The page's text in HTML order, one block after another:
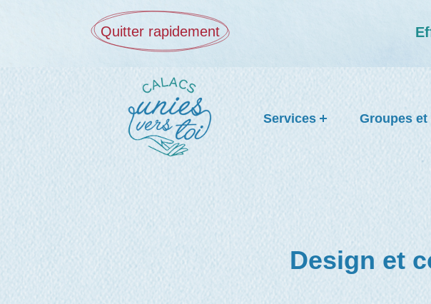
Quitter rapidement
Services Groupes
Design et